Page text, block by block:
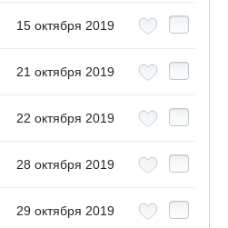
15 октября 2019
21 октября 2019
22 октября 2019
28 октября 2019
29 октября 2019